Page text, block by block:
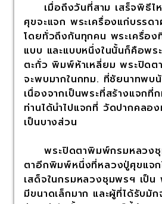
เมื่อถึงวันที่สาม เสร็จพิธีไ
ศุขจะแจก พระเครื่องแก่บรรดา
โดยทั่วถึงกันทุกคน พระเครื่อ
แบบ และแบบหนึ่งในนั้นก็คือพร
ตะกั่ว พิมพ์ห้าเหลี่ยม พระปิดต
จะพบมากในกทม. ที่ชัยนาทพบ
เนื่องจากเป็นพระที่สร้างแจกที่
ท่านได้นำไปแจกที่ วัดปากคลอ
เป็นบางส่วน
พระปิดตาพิมพ์กรมหลวงชุ
ตาอีกพิมพ์หนึ่งที่หลวงปู่ศุขแจก
เสด็จในกรมหลวงชุมพรฯ เป็น
มีขนาดเล็กมาก และผู้ที่ได้รับมัก